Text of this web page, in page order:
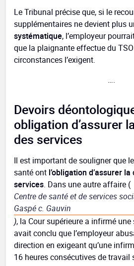
Le Tribunal précise que, si le
supplémentaires ne devient plus
systématique, l’employeur
que la plaignante effectue du
circonstances l’exigent.
….
Devoirs
obligation d’assurer
des services
Il est important de souligner que
santé ont l’obligation d’assurer
services. Dans une autre affaire (
Centre de santé et de services
Gaspé c. Gauvin
), la Cour supérieure a infirmé
avait conclu que l’employeur
direction en exigeant qu’une
16 heures consécutives de travail